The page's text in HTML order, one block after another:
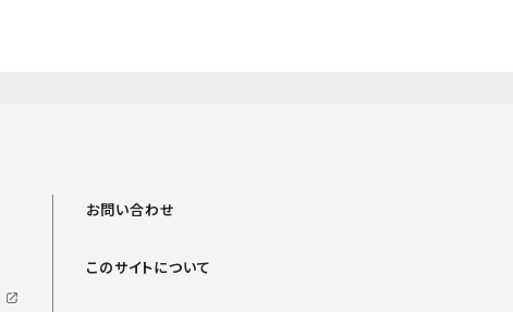
お問い合わせ
このサイトについて